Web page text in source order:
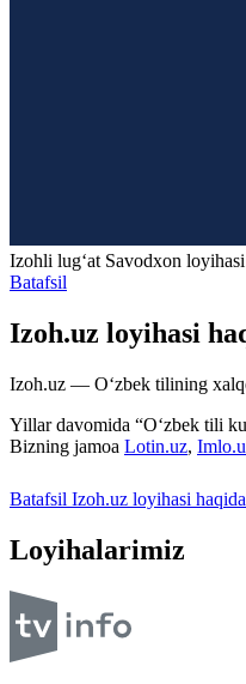
Izohli lugʻat Savodxon
Batafsil
Izoh.uz loyihasi
Izoh.uz — O‘zbek tilining
Yillar davomida “O‘zbek tili
Bizning jamoa Lotin.uz,
Batafsil Izoh.uz loyihasi haqida
Loyihalarimiz